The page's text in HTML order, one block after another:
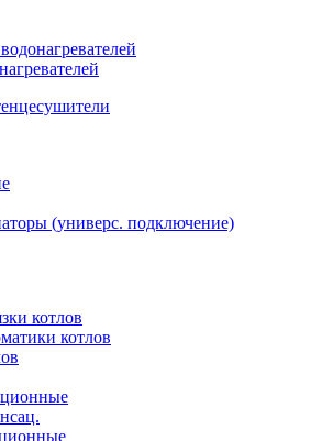
(универс. подключение)
котлов
котлов